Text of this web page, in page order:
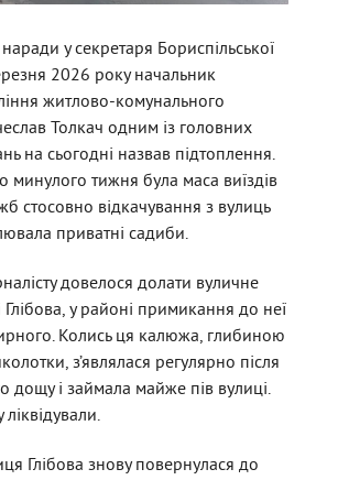
у секретаря Бориспільської
2026 року начальник
житлово-комунального
Толкач одним із головних
на сьогодні назвав підтоплення.
минулого тижня була маса виїздів
стосовно відкачування з вулиць
приватні садиби.
довелося долати вуличне
у районі примикання до неї
Колись ця калюжа, глибиною
з’являлася регулярно після
дощу і займала майже пів вулиці.
Глібова знову повернулася до